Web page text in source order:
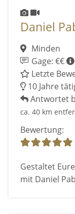
Daniel
Minden
Gage: €€
Letzte
10 Jahre
Antwortet
ca. 40 km
Bewertung:
Gestaltet
mit Daniel